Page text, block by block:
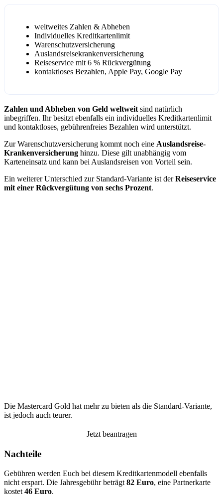
weltweites Zahlen & Abheben
Individuelles Kreditkartenlimit
Warenschutzversicherung
Auslandsreisekrankenversicherung
Reiseservice mit 6 % Rückvergütung
kontaktloses Bezahlen, Apple Pay, Google Pay
Zahlen und Abheben von Geld weltweit sind natürlich
inbegriffen. Ihr besitzt ebenfalls ein individuelles Kreditkartenlimit
und kontaktloses, gebührenfreies Bezahlen wird unterstützt.
Zur Warenschutzversicherung kommt noch eine Auslandsreise-
Krankenversicherung hinzu. Diese gilt unabhängig vom
Karteneinsatz und kann bei Auslandsreisen von Vorteil sein.
Ein weiterer Unterschied zur Standard-Variante ist derReiseservice
mit einer Rückvergütung von sechs Prozent.
Die Mastercard Gold hat mehr zu bieten als die Standard-Variante,
ist jedoch auch teurer.
Jetzt beantragen
Nachteile
Gebühren werden Euch bei diesem Kreditkartenmodell ebenfalls
nicht erspart. Die Jahresgebühr beträgt 82 Euro, eine Partnerkarte
kostet 46 Euro.